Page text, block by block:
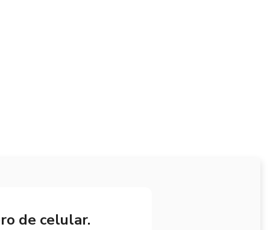
de celular.